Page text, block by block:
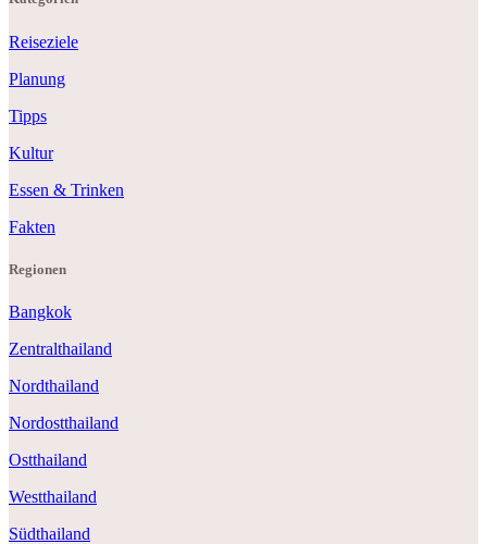
Reiseziele
Planung
Tipps
Kultur
Essen & Trinken
Fakten
Regionen
Bangkok
Zentralthailand
Nordthailand
Nordostthailand
Ostthailand
Westthailand
Südthailand